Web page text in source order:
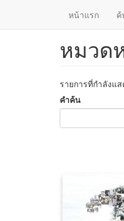
หน้าแรก ค้
หมวด
รายการที่กำลังแ
คำค้น